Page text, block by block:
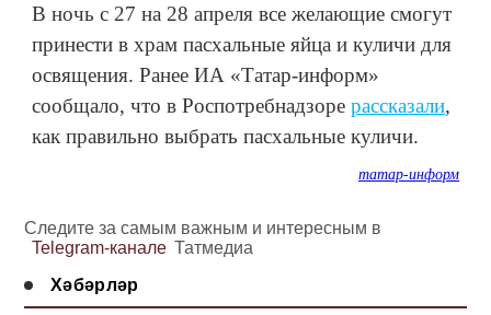
В ночь с 27 на 28 апреля все желающие смогут
принести в храм пасхальные яйца и куличи для
освящения. Ранее ИА «Татар-информ»
сообщало, что в Роспотребнадзоре рассказали,
как правильно выбрать пасхальные куличи.
татар-информ
Следите за самым важным и интересным в
Telegram-канале Татмедиа
Хәбәрләр